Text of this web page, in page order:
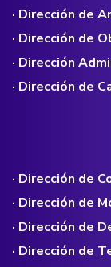
· Dirección de
· Dirección de
· Dirección
· Dirección de
· Dirección de
· Dirección de
· Dirección de
· Dirección de